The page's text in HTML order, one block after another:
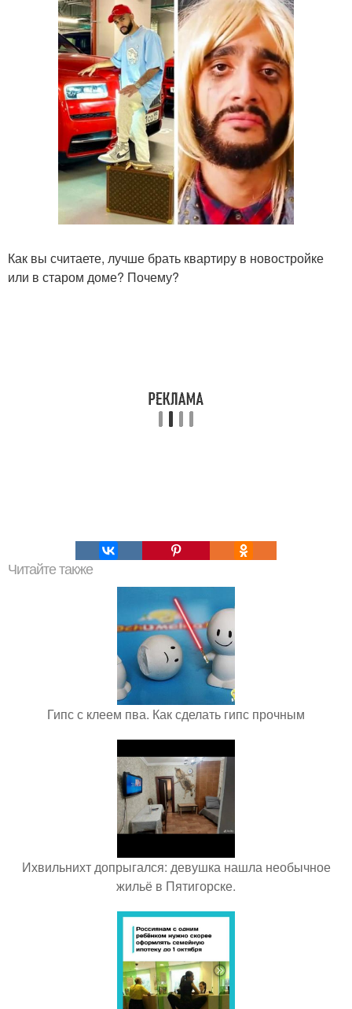
Как вы считаете, лучше брать квартиру в новостройке
или в старом доме? Почему?
Читайте также
Гипс с клеем пва. Как сделать гипс прочным
Ихвильнихт допрыгался: девушка нашла необычное
жильё в Пятигорске.